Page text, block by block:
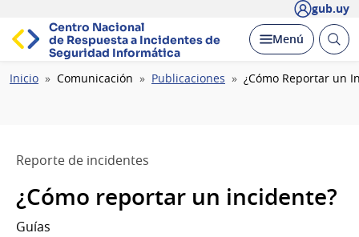
gub.uy
Centro Nacional
de Respuesta a Incidentesde
Seguridad Informática
Desplegar
Menú Abrir
Ruta
Inicio Comunicación Publicaciones ¿Cómo Reportar un
Reporte de incidentes
¿Cómo reportar un incidente?
Guías